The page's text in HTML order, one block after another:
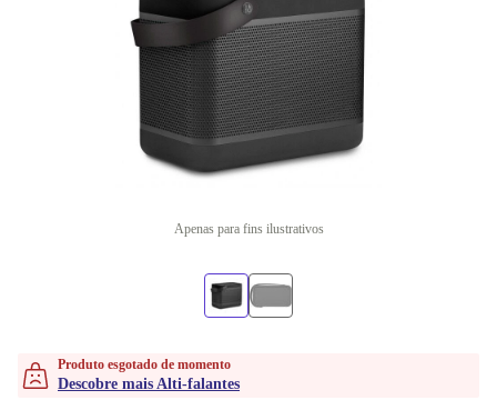
Apenas para fins ilustrativos
Produto esgotado de momento
Descobre mais Alti-falantes